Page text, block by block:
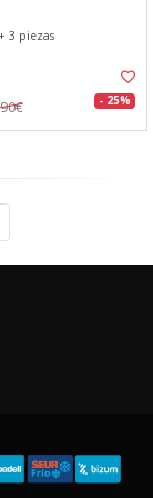
3 piezas
- 25%